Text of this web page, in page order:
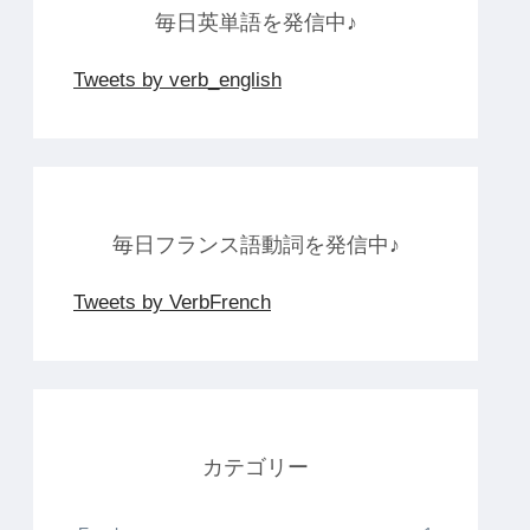
毎日英単語を発信中♪
Tweets by verb_english
毎日フランス語動詞を発信中♪
Tweets by VerbFrench
カテゴリー